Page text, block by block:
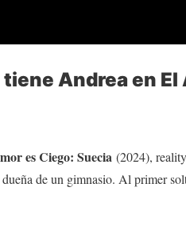
Andrea en
es Ciego: Suecia (2024),
de un gimnasio. Al primer